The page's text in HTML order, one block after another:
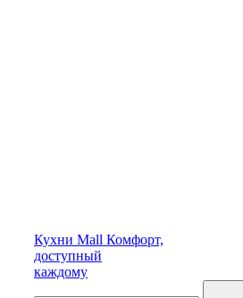
Кухни Mall Комфорт,
доступный
каждому